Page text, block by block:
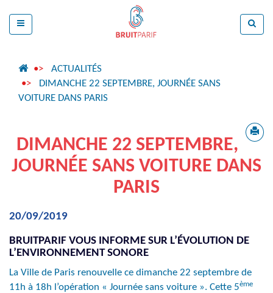
ACTUALITÉS
DIMANCHE 22 SEPTEMBRE, JOURNÉE SANS
VOITURE DANS PARIS
DIMANCHE 22 SEPTEMBRE,
JOURNÉE SANS VOITURE DANS
PARIS
20/09/2019
BRUITPARIF VOUS INFORME SUR L’ÉVOLUTION DE
L’ENVIRONNEMENT SONORE
La Ville de Paris renouvelle ce dimanche 22 septembre de
11h à 18h l’opération « Journée sans voiture ». Cette 5ème